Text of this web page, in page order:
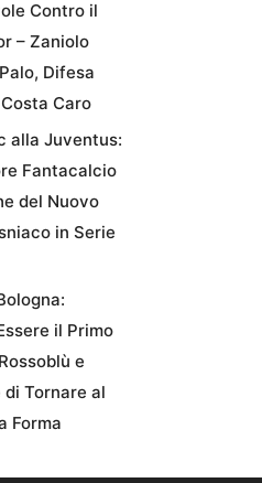
Contro il
– Zaniolo
Difesa
Caro
alla Juventus:
Fantacalcio
del Nuovo
in Serie
il Primo
e
di Tornare al
Forma